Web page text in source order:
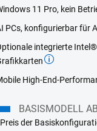
11 Pro, kein
PCs, konfigurierbar für
integrierte
High-End-
BASISMODELL AB
Preis der